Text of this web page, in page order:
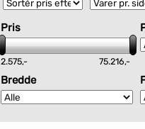
Pris
2.575,- 75.216,-
Bredde